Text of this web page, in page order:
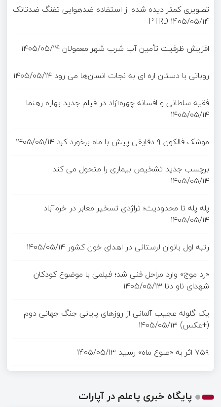
تصویری کمتر دیده شده از استفاده ضدهوایی تفنگ ضدتانک
PTRD ۱۴۰۵/۰۵/۱۴
افزایش ظرفیت تأمین آب شرب شهر معمولان۱۴۰۵/۰۵/۱۴
روباتی با دستان اره ای به نجات انسان‌ها می رود ۱۴۰۵/۰۵/۱۴
فقیه سلطانی و افسانه چهره‌آزاد در فیلم جدید بهاره رهنما
۱۴۰۵/۰۵/۱۴
موشک فالکون ۹ دقایقی پیش با ماه برخورد کرد
۱۴۰۵/۰۵/۱۴
برچسب جدید تشخیص بیماری را متحول می کند
۱۴۰۵/۰۵/۱۴
پله پله تا محدودیت؛ تراژدی تسخیر معابر در خرم‌آباد
۱۴۰۵/۰۵/۱۴
رتبه اول بانوان لرستانی در اهدای خون کشور ۱۴۰۵/۰۵/۱۴
«رد موج» وارد مراحل فنی شد؛ فیلمی با موضوع کودکان
شهدای ناو دنا ۱۴۰۵/۰۵/۱۳
یک گلوله عجیب آلمانی از روزهای پایانی جنگ جهانی دوم
(+عکس) ۱۴۰۵/۰۵/۱۳
۷۵۹ اثر به «طلوع ماه» رسید
۱۴۰۵/۰۵/۱۳
پایگاه خبری پاعلم در آپارات